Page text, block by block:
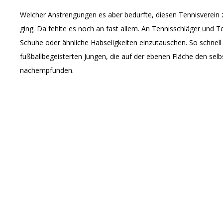
Welcher Anstrengungen es aber bedurfte, diesen
ging. Da fehlte es noch an fast allem. An Tennisschläger und
Schuhe oder ähnliche Habseligkeiten einzutauschen. So
fußballbegeisterten Jungen, die auf der ebenen Fläche den
nachempfunden.